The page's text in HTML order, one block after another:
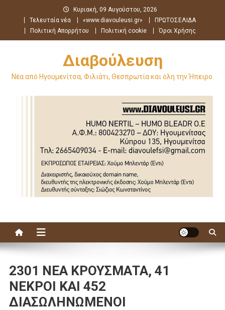
περιεχόμενο
Κυριακή, 09 Αυγούστου, 2026
Τελευταία νέα
«www.diavouleusi.gr»
ΠΡΩΤΟΣΕΛΙΔΑ
Πολιτική Απορρήτου
Πολιτική cookie Όροι Χρήσης
Διαβούλευση
Νέα από Ηγουμενίτσα, Φιλιάτι, Θεσπρωτία και όλη την Ήπειρο.
2301 ΝΕΑ ΚΡΟΥΣΜΑΤΑ, 41
ΝΕΚΡΟΙ ΚΑΙ 452
ΔΙΑΣΩΛΗΝΩΜΕΝΟΙ